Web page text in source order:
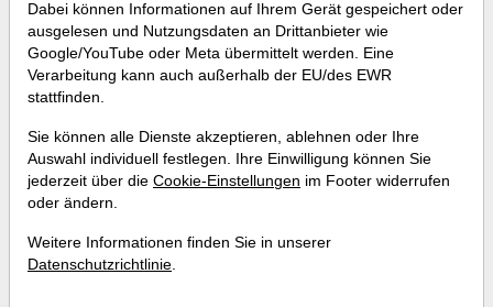
Live-Screening: Diese US-
Wachstumsaktien zeigen relative
Stärke
Wann:Mittwoch, 17. Dezember 2025 von 17 bis 18
Dabei können Informationen auf Ihrem Gerät gespeichert oder
ausgelesen und Nutzungsdaten an Drittanbieter wie
Google/YouTube oder Meta übermittelt werden. Eine
Verarbeitung kann auch außerhalb der EU/des EWR
stattfinden.
Sie können alle Dienste akzeptieren, ablehnen oder Ihre
Auswahl individuell festlegen. Ihre Einwilligung können Sie
jederzeit über die Cookie-Einstellungen im Footer widerrufen
oder ändern.
Weitere Informationen finden Sie in unserer
Datenschutzrichtlinie.